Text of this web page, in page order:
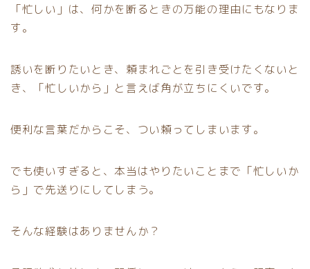
「忙しい」は、何かを断るときの万能の理由にもなりま
す。
誘いを断りたいとき、頼まれごとを引き受けたくないと
き、「忙しいから」と言えば角が立ちにくいです。
便利な言葉だからこそ、つい頼ってしまいます。
でも使いすぎると、本当はやりたいことまで「忙しいか
ら」で先送りにしてしまう。
そんな経験はありませんか？